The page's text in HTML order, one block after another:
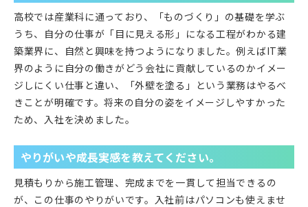
高校では産業科に通っており、「ものづくり」の基礎を学ぶ
うち、自分の仕事が「目に見える形」になる工程がわかる建
築業界に、自然と興味を持つようになりました。例えばIT業
界のように自分の働きがどう会社に貢献しているのかイメー
ジしにくい仕事と違い、「外壁を塗る」という業務はやるべ
きことが明確です。将来の自分の姿をイメージしやすかった
ため、入社を決めました。
やりがいや成長実感を教えてください。
見積もりから施工管理、完成までを一貫して担当できるの
が、この仕事のやりがいです。入社前はパソコンも使えませ